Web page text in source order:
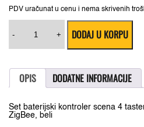
PDV uračunat u cenu i nema skrivenih
-
kontoler
4t.
sa
maskom
ZigBee
g/w,
+ DODAJ U KORPU
OPIS DODATNE INFORMACIJE
Set baterijski kontroler scena 4
ZigBee, beli